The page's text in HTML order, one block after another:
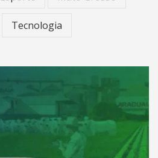
Tecnologia